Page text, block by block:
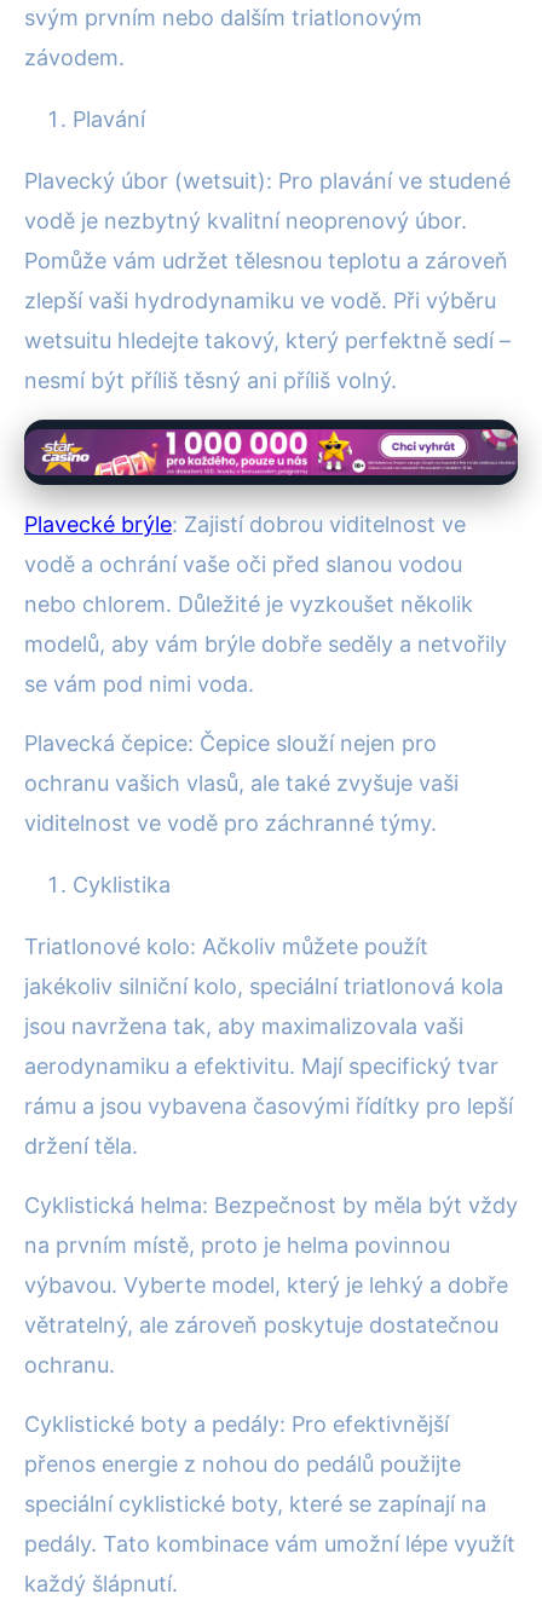
svým prvním nebo dalším triatlonovým
závodem.
Plavání
Plavecký úbor (wetsuit): Pro plavání ve studené
vodě je nezbytný kvalitní neoprenový úbor.
Pomůže vám udržet tělesnou teplotu a zároveň
zlepší vaši hydrodynamiku ve vodě. Při výběru
wetsuitu hledejte takový, který perfektně sedí –
nesmí být příliš těsný ani příliš volný.
Plavecké brýle: Zajistí dobrou viditelnost ve
vodě a ochrání vaše oči před slanou vodou
nebo chlorem. Důležité je vyzkoušet několik
modelů, aby vám brýle dobře seděly a netvořily
se vám pod nimi voda.
Plavecká čepice: Čepice slouží nejen pro
ochranu vašich vlasů, ale také zvyšuje vaši
viditelnost ve vodě pro záchranné týmy.
Cyklistika
Triatlonové kolo: Ačkoliv můžete použít
jakékoliv silniční kolo, speciální triatlonová kola
jsou navržena tak, aby maximalizovala vaši
aerodynamiku a efektivitu. Mají specifický tvar
rámu a jsou vybavena časovými řídítky pro lepší
držení těla.
Cyklistická helma: Bezpečnost by měla být vždy
na prvním místě, proto je helma povinnou
výbavou. Vyberte model, který je lehký a dobře
větratelný, ale zároveň poskytuje dostatečnou
ochranu.
Cyklistické boty a pedály: Pro efektivnější
přenos energie z nohou do pedálů použijte
speciální cyklistické boty, které se zapínají na
pedály. Tato kombinace vám umožní lépe využít
každý šlápnutí.